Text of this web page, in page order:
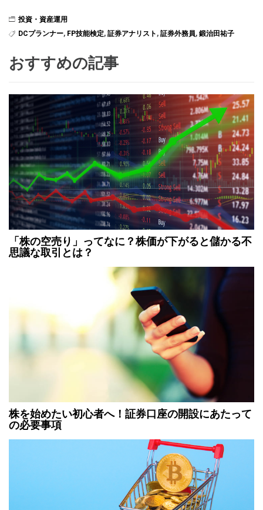
投資・資産運用
DCプランナー, FP技能検定, 証券アナリスト , 証券外務員, 鍛治田祐子
おすすめの記事
「株の空売り」ってなに？株価が下がると儲かる不
思議な取引とは？
株を始めたい初心者へ！証券口座の開設にあたって
の必要事項